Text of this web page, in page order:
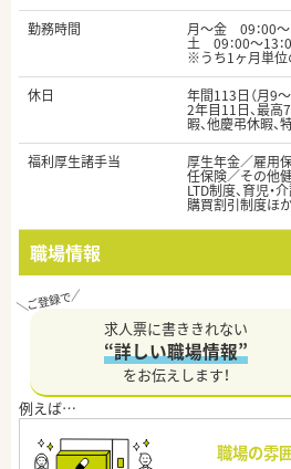
勤務時間
月～金 09：00～
土 09：00～13：
※うち1ヶ月単位
休日
年間113日（月9
2年目11日、最高
暇、他慶弔休暇、
福利厚生諸手当
厚生年金／雇用
任保険／その他
LTD制度、育児・
購買割引制度ほ
職場情報
求人票に書ききれない
“詳しい職場情報”
をお伝えします！
職場の雰